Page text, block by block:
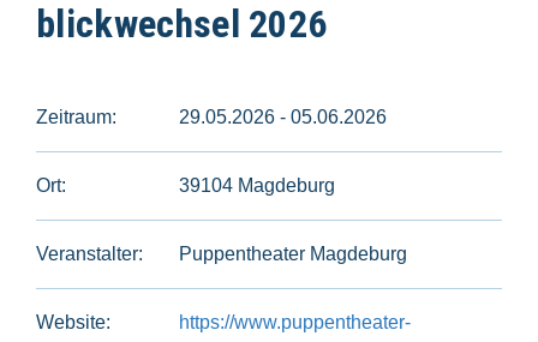
blickwechsel 2026
Zeitraum: 29.05.2026 - 05.06.2026
Ort: 39104 Magdeburg
Veranstalter: Puppentheater Magdeburg
Website:
https://www.puppentheater-